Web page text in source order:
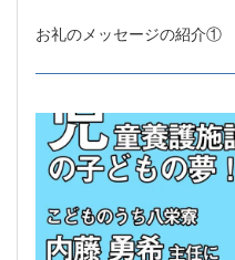
お礼のメッセージの紹介①